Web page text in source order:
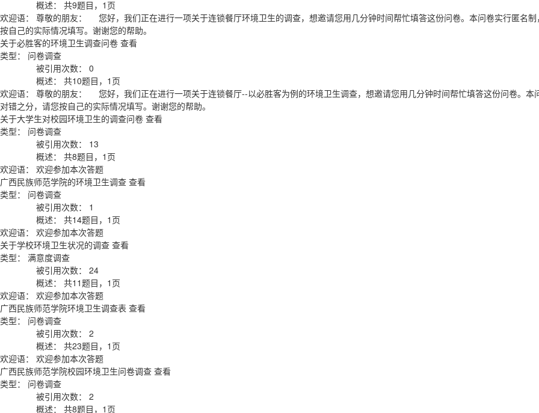
概述：
共9题目，1页
欢迎语：
尊敬的朋友： 您好，我们正在进行一项关于连锁餐厅环境卫生的调查，想邀请您用几分钟时间帮忙填答这份问卷。本问卷实行匿名
按自己的实际情况填写。谢谢您的帮助。
关于必胜客的环境卫生调查问卷 查看
类型：
问卷调查
被引用次数：
0
概述：
共10题目，1页
欢迎语：
尊敬的朋友： 您好，我们正在进行一项关于连锁餐厅--以必胜客为例的环境卫生调查，想邀请您用几分钟时间帮忙填答这份问卷。
对错之分，请您按自己的实际情况填写。谢谢您的帮助。
关于大学生对校园环境卫生的调查问卷 查看
类型：
问卷调查
被引用次数：
13
概述：
共8题目，1页
欢迎语：
欢迎参加本次答题
广西民族师范学院的环境卫生调查 查看
类型：
问卷调查
被引用次数：
1
概述：
共14题目，1页
欢迎语：
欢迎参加本次答题
关于学校环境卫生状况的调查 查看
类型：
满意度调查
被引用次数：
24
概述：
共11题目，1页
欢迎语：
欢迎参加本次答题
广西民族师范学院环境卫生调查表 查看
类型：
问卷调查
被引用次数：
2
概述：
共23题目，1页
欢迎语：
欢迎参加本次答题
广西民族师范学院校园环境卫生问卷调查 查看
类型：
问卷调查
被引用次数：
2
概述：
共8题目，1页